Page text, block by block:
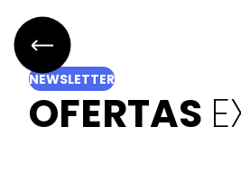
Experiências (ABEx):
NEWSLETTER
OFERTAS